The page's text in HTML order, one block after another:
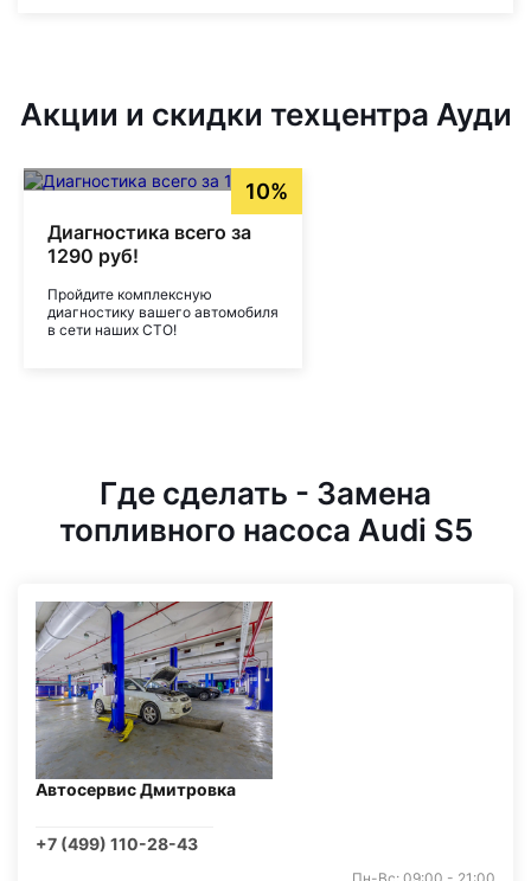
Акции и скидки техцентра Ауди
10%
Диагностика всего за
1290 руб!
Пройдите комплексную
диагностику вашего автомобиля
в сети наших СТО!
Где сделать - Замена
топливного насоса Audi S5
Автосервис Дмитровка
+7 (499) 110-28-43